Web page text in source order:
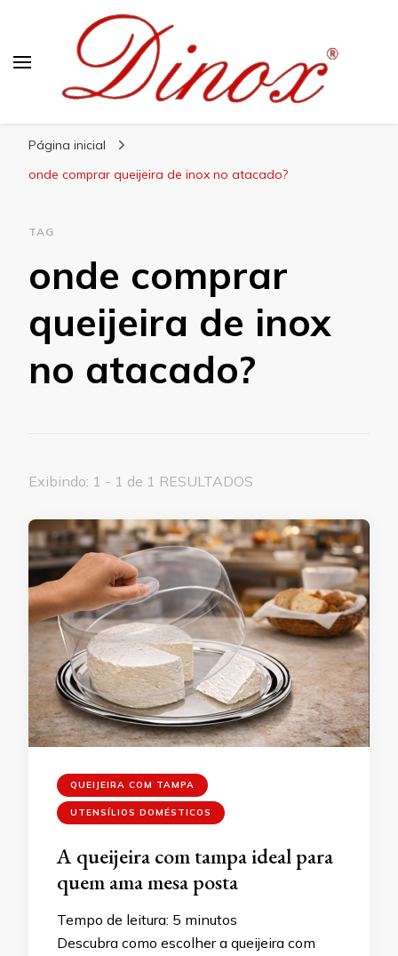
Página inicial
onde comprar queijeira de inox no atacado?
TAG
onde comprar
queijeira de inox
no atacado?
Exibindo: 1 - 1 de 1 RESULTADOS
QUEIJEIRA COM TAMPA
UTENSÍLIOS DOMÉSTICOS
A queijeira com tampa ideal para
quem ama mesa posta
Tempo de leitura: 5 minutos
Descubra como escolher a queijeira com